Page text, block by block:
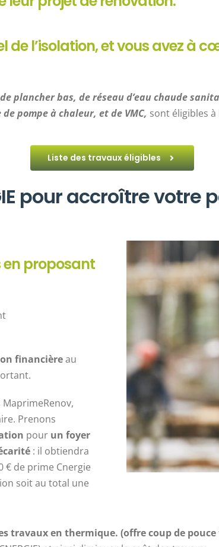
l’isolation, et vous avez à
plancher bas, de réseau d’eau chaude
pompe à chaleur, et de VMC, sont éligibles à
Liste des travaux éligibles
pour accroître votre
en proposant
financièreau
Prenons
pour un foyer
: il obtiendra
€ de prime Cnergie
soit au total une
travaux en thermique. (offre coup de